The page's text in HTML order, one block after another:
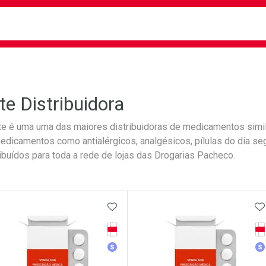
Distribuidora
é uma uma das maiores distribuidoras de medicamentos
como antialérgicos, analgésicos, pílulas do dia
para toda a rede de lojas das Drogarias Pacheco.
Tarja Vermelha
Medicamento Similar
ADICIONAR AOS FAVORITOS